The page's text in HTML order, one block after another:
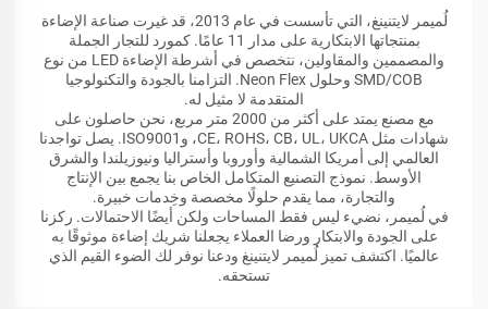
لُميمر لايتنينغ، التي تأسست في عام 2013، قد غيرت صناعة الإضاءة
بمنتجاتها الابتكارية على مدار 11 عامًا. كمورد للتجار الجملة
والمصممين والمقاولين، نتخصص في أشرطة الإضاءة LED من نوع
SMD/COB وحلول Neon Flex. التزامنا بالجودة والتكنولوجيا
المتقدمة لا مثيل له.
مع مصنع يمتد على أكثر من 2000 متر مربع، نحن حاصلون على
شهادات مثل CE، ROHS، CB، UL، UKCA، وISO9001. يصل تواجدنا
العالمي إلى أمريكا الشمالية وأوروبا وأستراليا ونيوزيلندا والشرق
الأوسط. نموذج التصنيع المتكامل الخاص بنا يجمع بين الإنتاج
والتجارة، مما يقدم حلولًا مخصصة وخِدمات خبيرة.
في لُميمر، نضيء ليس فقط المساحات ولكن أيضًا الاحتمالات. ركزنا
على الجودة والابتكار ورضا العملاء يجعلنا شريك إضاءة موثوقًا به
عالميًا. اكتشف تميز لُميمر لايتنينغ ودعنا نوفر لك الضوء القيم الذي
تستحقه.